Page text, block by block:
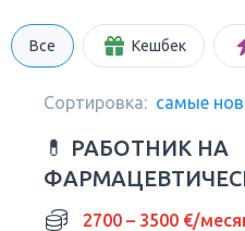
Все Кешбек
Сортировка: самые
💊 РАБОТНИК НА
ГЕРМАНИИ
2700 – 3500 €/